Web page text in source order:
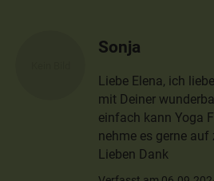
Sonja
Liebe Elena, ich
mit Deiner
einfach kann Yoga
nehme es gerne auf
Lieben Dank